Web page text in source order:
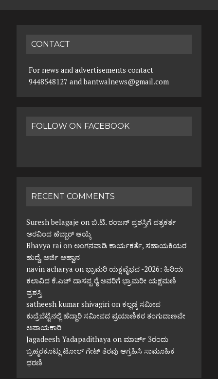
CONTACT
For news and advertisements contact
9448548127 and bantwalnews@gmail.com
FOLLOW ON FACEBOOK
RECENT COMMENTS
Suresh belagaje on ಬಿ.ಟಿ. ರಂಜನ್ ಪ್ರಶಸ್ತಿಗೆ ಪತ್ರಕರ್ತ
ಅರವಿಂದ ಹೆಬ್ಬಾರ್ ಆಯ್ಕೆ
Bhavya raion ಅಂಗನವಾಡಿ ಕಾರ್ಯಕರ್ತೆ, ಸಹಾಯಕಿಯರ
ಹುದ್ದೆ, ಅರ್ಜಿ ಆಹ್ವಾನ
navin acharya on ಭ್ರಾಮರಿ ಯಕ್ಷವೈಭವ -2026: ಹಿರಿಯ
ಕಲಾವಿದ ಕೆ.ಎಚ್ ದಾಸಪ್ಪ ರೈ ಅವರಿಗೆ ಭ್ರಾಮರೀ ಯಕ್ಷಮಣಿ
ಪ್ರಶಸ್ತಿ
satheesh kumar shivagirion ಕಲ್ಲಡ್ಕ ಸಮೀಪ
ಕುದ್ರೆಬೆಟ್ಟಿನಲ್ಲಿ ಹೆದ್ದಾರಿ ಸಮೀಪದ ಪ್ರಯಾಣಿಕರ ತಂಗುದಾಣವೇ
ಅಪಾಯಕಾರಿ
Jagadeesh Yadapadithaya on ಮಾರ್ಚ್ 3ರಂದು
ಬ್ರಹ್ಮರಕೂಟ್ಲು ಟೋಲ್ ಗೇಟ್ ತೆರವು ಆಗ್ರಹಿಸಿ ಸಾಮೂಹಿಕ
ಧರಣಿ